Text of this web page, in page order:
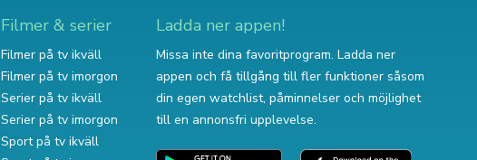
Filmer & serier
Filmer på tv ikväll
Filmer på tv imorgon
Serier på tv ikväll
Serier på tv imorgon
Sport på tv ikväll
Ladda ner appen!
Missa inte dina favoritprogram. Ladda ner
appen och få tillgång till fler funktioner såsom
din egen watchlist, påminnelser och möjlighet
till en annonsfri upplevelse.